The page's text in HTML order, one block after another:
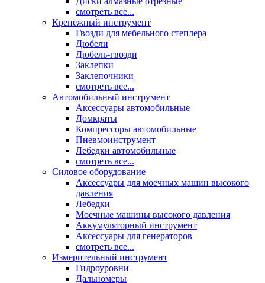
смотреть все...
Крепежный инструмент
Гвозди для мебельного степлера
Дюбели
Дюбель-гвозди
Заклепки
Заклепочники
смотреть все...
Автомобильный инструмент
Аксессуары автомобильные
Домкраты
Компрессоры автомобильные
Пневмоинструмент
Лебедки автомобильные
смотреть все...
Силовое оборудование
Аксессуары для моечных машин высокого
давления
Лебедки
Моечные машины высокого давления
Аккумуляторный инструмент
Аксессуары для генераторов
смотреть все...
Измерительный инструмент
Гидроуровни
Дальномеры